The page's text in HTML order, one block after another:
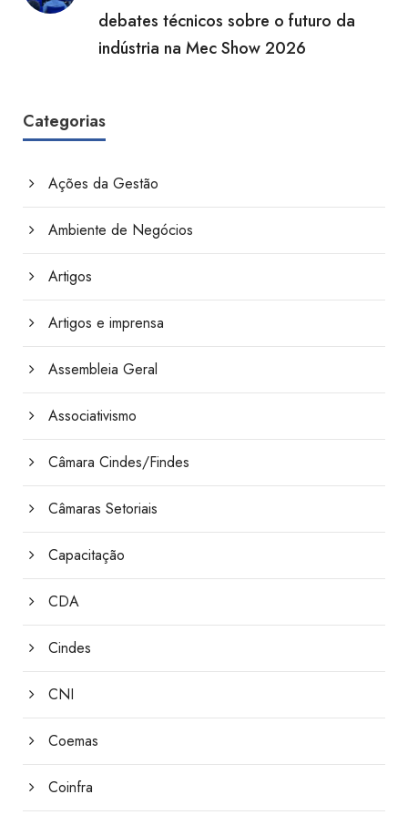
debates técnicos sobre o futuro da
indústria na Mec Show 2026
Categorias
Ações da Gestão
Ambiente de Negócios
Artigos
Artigos e imprensa
Assembleia Geral
Associativismo
Câmara Cindes/Findes
Câmaras Setoriais
Capacitação
CDA
Cindes
CNI
Coemas
Coinfra